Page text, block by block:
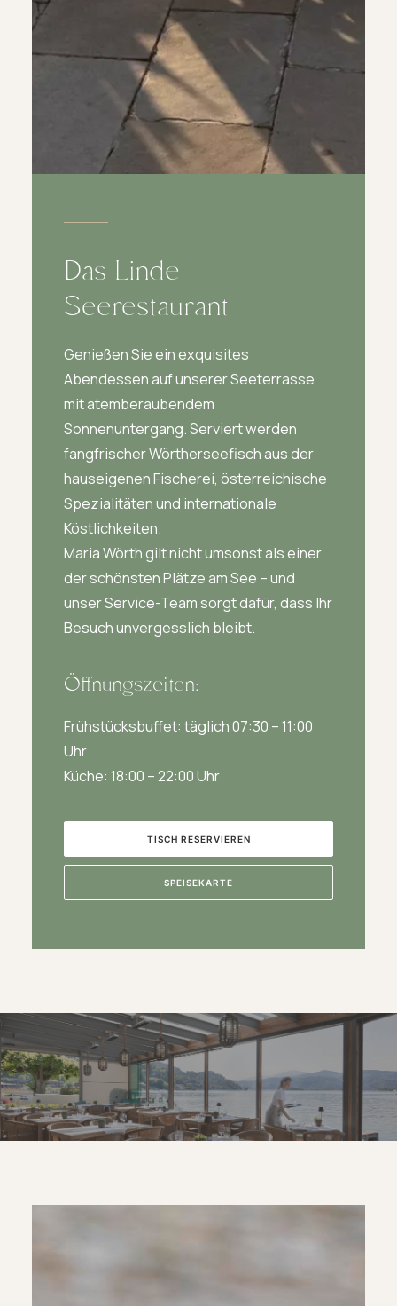
Das Linde
Seerestaurant
Genießen Sie ein exquisites
Abendessen auf unserer Seeterrasse
mit atemberaubendem
Sonnenuntergang. Serviert werden
fangfrischer Wörtherseefisch aus der
hauseigenen Fischerei, österreichische
Spezialitäten und internationale
Köstlichkeiten.
Maria Wörth gilt nicht umsonst als einer
der schönsten Plätze am See – und
unser Service-Team sorgt dafür, dass Ihr
Besuch unvergesslich bleibt.
Öffnungszeiten:
Frühstücksbuffet: täglich 07:30 – 11:00
Uhr
Küche: 18:00 – 22:00 Uhr
TISCH RESERVIEREN
SPEISEKARTE